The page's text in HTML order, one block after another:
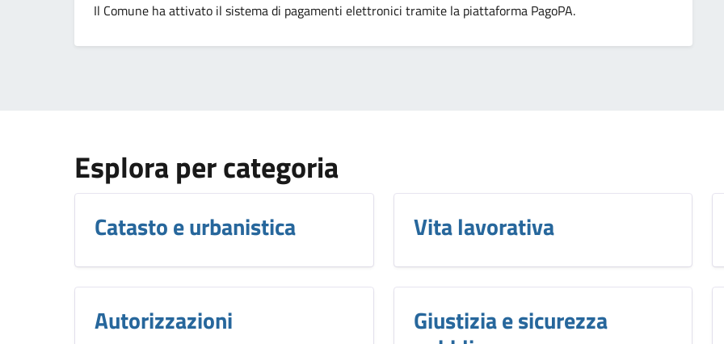
Il Comune ha attivato il sistema di pagamenti elettronici tramite la piattaforma PagoPA.
Esplora per categoria
Catasto e urbanistica Vita lavorativa
Autorizzazioni Giustizia e sicurezza